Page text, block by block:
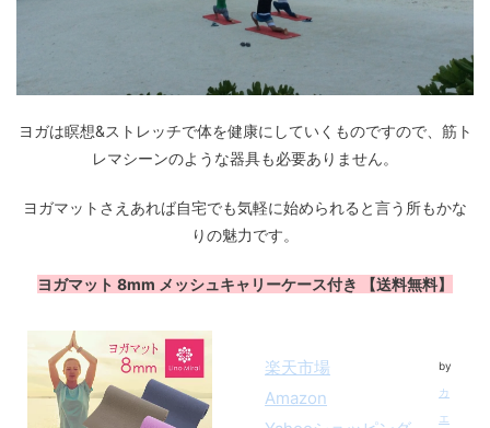
ヨガは瞑想&ストレッチで体を健康にしていくものですので、筋ト
レマシーンのような器具も必要ありません。
ヨガマットさえあれば自宅でも気軽に始められると言う所もかな
りの魅力です。
ヨガマット 8mm メッシュキャリーケース付き 【送料無料】
楽天市場
Amazon
by
カ
エ